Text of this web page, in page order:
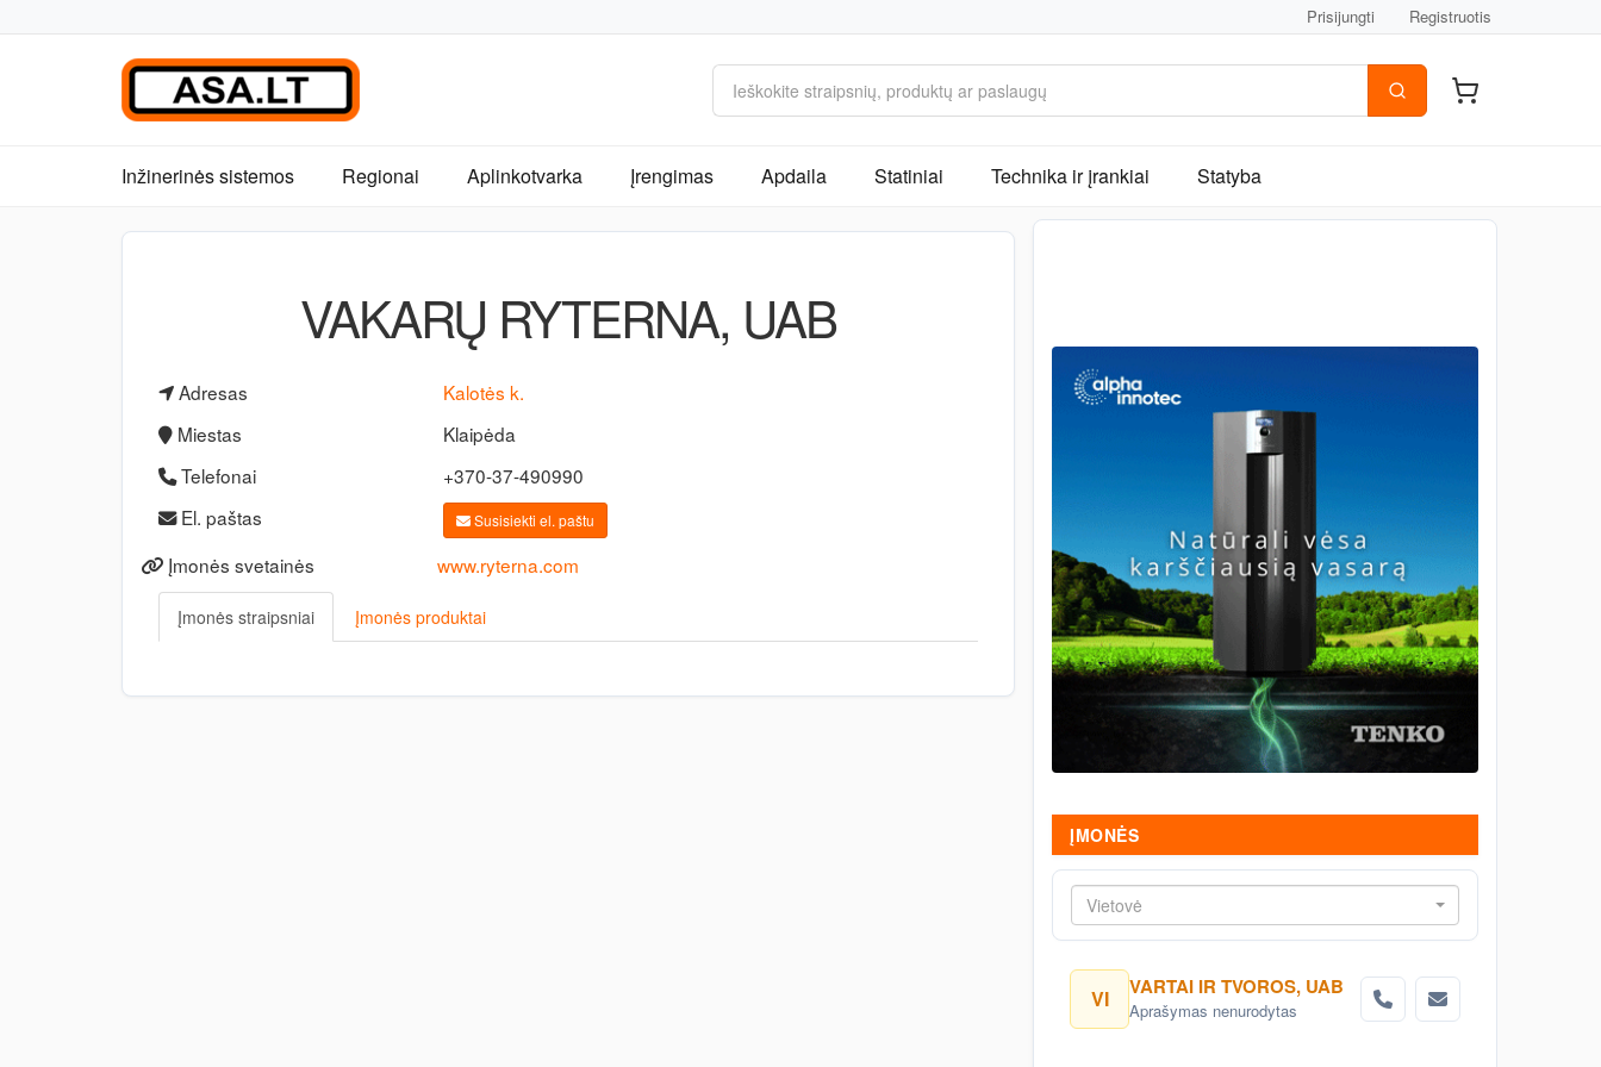
Prisijungti Registruotis
Inžinerinės sistemos Regionai Aplinkotvarka Įrengimas Apdaila Statiniai Technika ir įrankiai Statyba
VAKARŲ RYTERNA, UAB
Adresas
Kalotės k.
Miestas
Klaipėda
Telefonai
+370-37-490990
El. paštas
Susisiekti el. paštu
Įmonės svetainės www.ryterna.com
Įmonės straipsniai Įmonės produktai
ĮMONĖS
Vietovė
VI VARTAI IR TVOROS, UAB
Aprašymas nenurodytas